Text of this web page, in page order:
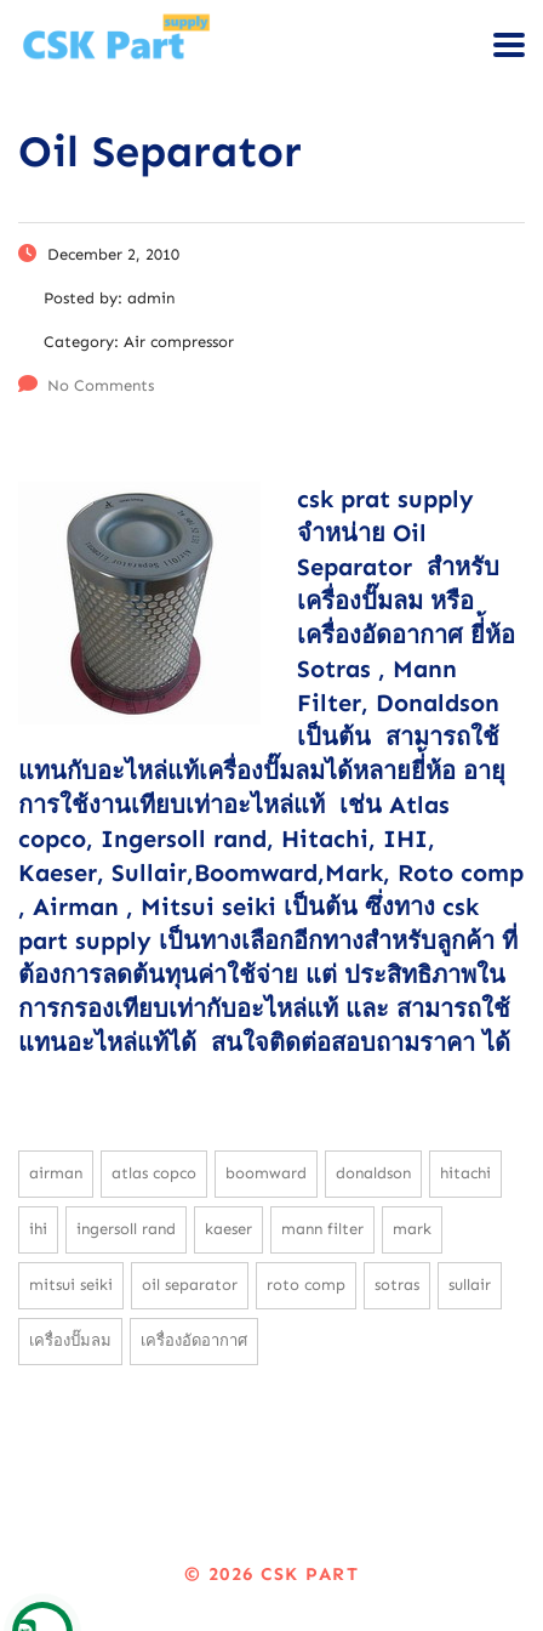
Oil Separator
December 2, 2010
Posted by: admin
Category: Air compressor
No Comments
csk prat supply
จำหน่าย Oil
Separator สำหรับ
เครื่องปั๊มลม หรือ
เครื่องอัดอากาศ ยี่้ห้อ
Sotras , Mann
Filter, Donaldson
เป็นต้น สามารถใช้
แทนกับอะไหล่แท้เครื่องปั๊มลมได้หลายยี่้ห้อ อายุ
การใช้งานเทียบเท่าอะไหล่แท้ เช่น Atlas
copco, Ingersoll rand, Hitachi, IHI,
Kaeser, Sullair,Boomward,Mark, Roto comp
, Airman , Mitsui seiki เป็นต้น ซึ่งทาง csk
part supply เป็นทางเลือกอีกทางสำหรับลูกค้า ที่
ต้องการลดต้นทุนค่าใช้จ่าย แต่ ประสิทธิภาพใน
การกรองเทียบเท่ากับอะไหล่แท้ และ สามารถใช้
แทนอะไหล่แท้ได้ สนใจติดต่อสอบถามราคา ได้
airman atlas copco boomward donaldson hitachi
ihi ingersoll rand kaeser mann filter mark
mitsui seiki oil separator roto comp sotras sullair
เครื่องปั๊มลม เครื่องอัดอากาศ
© 2026CSK PART